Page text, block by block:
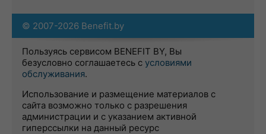
© 2007-2026 Benefit.by
Пользуясь сервисом BENEFIT BY, Вы
безусловно соглашаетесь с условиями
обслуживания.
Использование и размещение материалов с
сайта возможно только с разрешения
администрации и с указанием активной
гиперссылки на данный ресурс